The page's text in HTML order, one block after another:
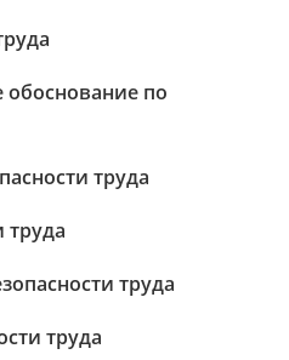
обоснование по
труда
труда
труда
труда